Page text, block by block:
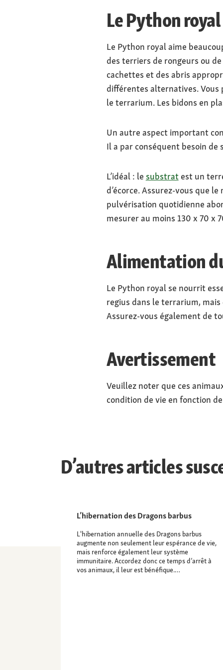
Le Python
Le Python royal aime
des terriers de rongeurs ou
cachettes et des abris
différentes alternatives. Vous
le terrarium. Les bidons en
Un autre aspect important
Il a par conséquent besoin de
L’idéal : le substratest un
d’écorce. Assurez-vous que
pulvérisation quotidienne
mesurer au moins 130 x 70 x
Alimentation
Le Python royal se nourrit
regius dans le terrarium,
Assurez-vous également de
Avertissement
Veuillez noter que ces
condition de vie en fonction
D’autres articles
L’hibernation des Dragons barbus
L'hibernation annuelle des Dragons barbus
augmente non seulement leur espérance de vie,
mais renforce également leur système
immunitaire. Accordez donc ce temps d’arrêt à
vos animaux, il leur est bénéfique.…